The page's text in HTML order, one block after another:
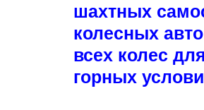
шахтных
колесных
всех колес
горных